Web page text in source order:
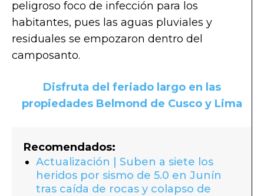
peligroso foco de infección para los
habitantes, pues las aguas pluviales y
residuales se empozaron dentro del
camposanto.
Disfruta del feriado largo en las
propiedades Belmond de Cusco y Lima
Recomendados:
Actualización | Suben a siete los
heridos por sismo de 5.0 en Junín
tras caída de rocas y colapso de